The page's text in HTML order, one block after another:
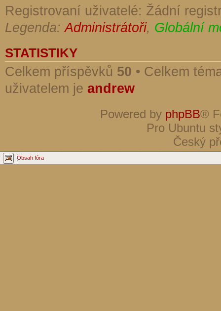
Registrovaní uživatelé: Žádní
Legenda:Administrátoři, Globální
STATISTIKY
Celkem příspěvků 50 • Celkem
uživatelem je andrew
Powered by phpBB®
Pro Ubuntu
Český
Obsah fóra